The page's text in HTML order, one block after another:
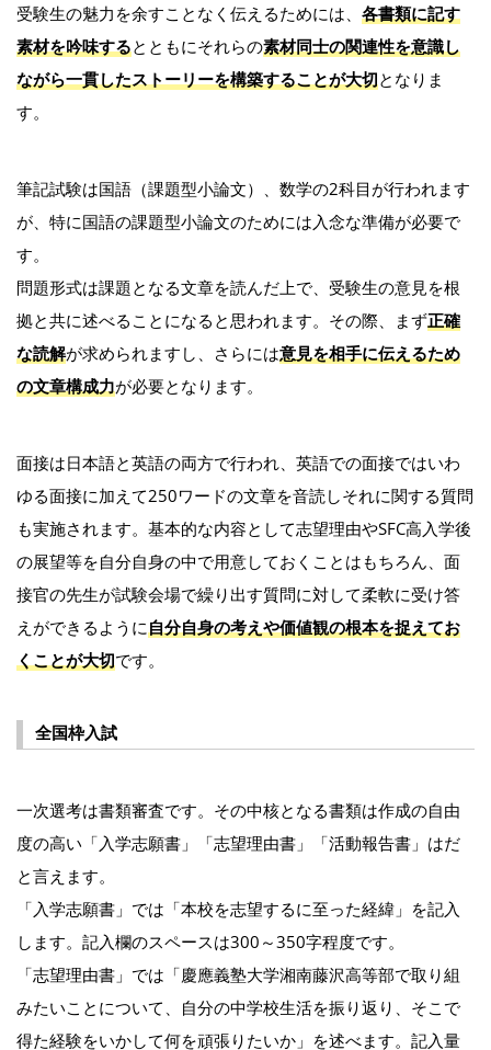
受験生の魅力を余すことなく伝えるためには、 各書類に記す
素材を吟味するとともにそれらの素材同士の関連性を意識し
ながら一貫したストーリーを構築することが大切となりま
す。
筆記試験は国語（課題型小論文）、数学の2科目が行われます
が、特に国語の課題型小論文のためには入念な準備が必要で
す。
問題形式は課題となる文章を読んだ上で、受験生の意見を根
拠と共に述べることになると思われます。その際、まず正確
な読解が求められますし、さらには意見を相手に伝えるため
の文章構成力が必要となります。
面接は日本語と英語の両方で行われ、英語での面接ではいわ
ゆる面接に加えて250ワードの文章を音読しそれに関する質問
も実施されます。基本的な内容として志望理由やSFC高入学後
の展望等を自分自身の中で用意しておくことはもちろん、面
接官の先生が試験会場で繰り出す質問に対して柔軟に受け答
えができるように 自分自身の考えや価値観の根本を捉えてお
くことが大切です。
全国枠入試
一次選考は書類審査です。その中核となる書類は作成の自由
度の高い「入学志願書」「志望理由書」「活動報告書」はだ
と言えます。
「入学志願書」では「本校を志望するに至った経緯」を記入
します。記入欄のスペースは300～350字程度です。
「志望理由書」では「慶應義塾大学湘南藤沢高等部で取り組
みたいことについて、自分の中学校生活を振り返り、そこで
得た経験をいかして何を頑張りたいか」を述べます。記入量